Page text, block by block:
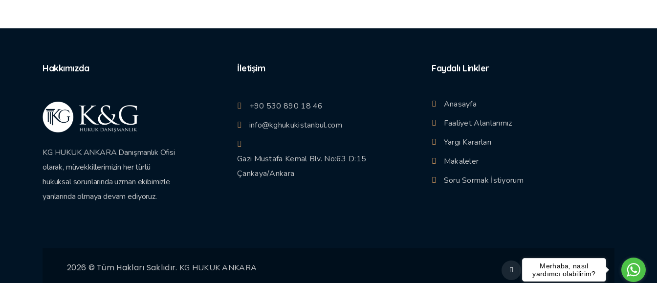
Hakkımızda
KG HUKUK ANKARA Danışmanlık Ofisi
olarak, müvekkillerimizin her türlü
hukuksal sorunlarında uzman ekibimizle
yanlarında olmaya devam ediyoruz.
İletişim
+90 530 890 18 46
info@kghukukistanbul.com
Gazi Mustafa Kemal Blv. No:63 D:15
Çankaya/Ankara
Faydalı Linkler
Anasayfa
Faaliyet Alanlarımız
Yargı Kararları
Makaleler
Soru Sormak İstiyorum
2026 © Tüm Hakları Saklıdır. KG HUKUK ANKARA
Merhaba, nasıl
yardımcı olabilirim?